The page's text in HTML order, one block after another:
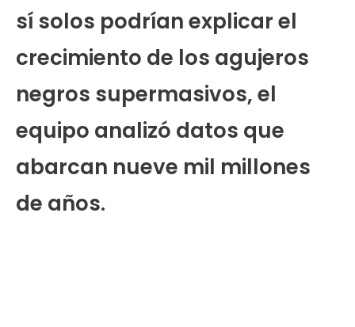
sí solos podrían explicar el
crecimiento de los agujeros
negros supermasivos, el
equipo analizó datos que
abarcan nueve mil millones
de años.